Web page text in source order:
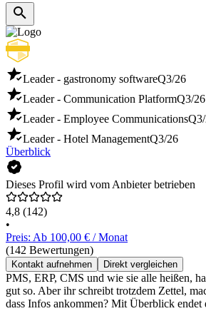
Leader - gastronomy softwareQ3/26
Leader - Communication PlatformQ3/26
Leader - Employee Communications
Leader - Hotel ManagementQ3/26
Überblick
Dieses Profil wird vom Anbieter betrieben
4,8 (142)
•
Preis: Ab 100,00 € / Monat
(142 Bewertungen)
Kontakt aufnehmen Direkt vergleichen
PMS, ERP, CMS und wie sie alle heißen,
gut so. Aber ihr schreibt trotzdem Zettel,
dass Infos ankommen? Mit Überblick endet